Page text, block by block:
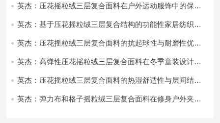
英杰：压花摇粒绒三层复合面料在户外运动服饰中的保暖
英杰：基于压花摇粒绒三层复合结构的功能性家居纺织品
英杰：压花摇粒绒三层复合面料的抗起球性与耐磨性优化
英杰：高弹性压花摇粒绒三层复合面料在冬季童装设计中
英杰：压花摇粒绒三层复合面料的热湿舒适性与层间结合
英杰：弹力布和格子摇粒绒三层复合面料在修身户外夹克